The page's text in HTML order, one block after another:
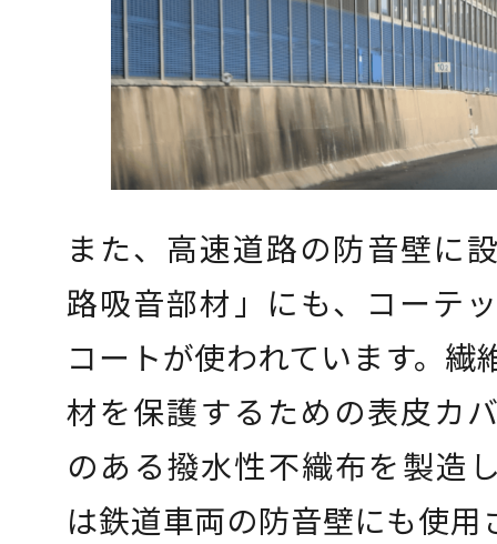
また、高速道路の防音壁に
路吸音部材」にも、コーテ
コートが使われています。繊
材を保護するための表皮カ
のある撥水性不織布を製造
は鉄道車両の防音壁にも使用